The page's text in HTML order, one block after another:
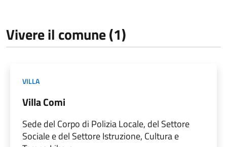
Vivere il comune (1)
VILLA
Villa Comi
Sede del Corpo di Polizia Locale, del Settore
Sociale e del Settore Istruzione, Cultura e